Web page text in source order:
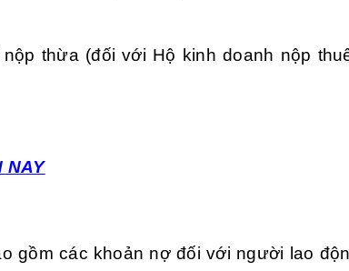
thừa (đối với Hộ kinh doanh nộp
NAY
gồm các khoản nợ đối với người lao